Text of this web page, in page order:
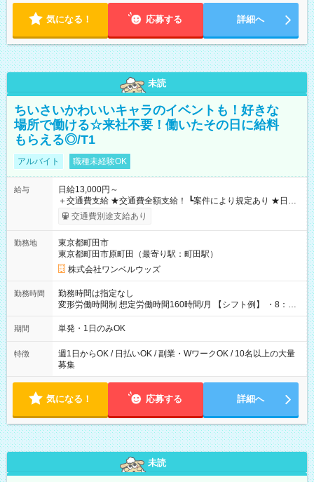
気になる！ 応募する 詳細へ
未読
ちいさいかわいいキャラのイベントも！好きな
場所で働ける☆来社不要！働いたその日に給料
もらえる◎/T1
アルバイト 職種未経験OK
給与
日給13,000円～
＋交通費支給 ★交通費全額支給！ ┗案件により規定あり ★日払
いOK！（規定あり） ┗働いたその日に現金GET♪ お仕事後はコ
ンビニATMから 日払い分を引き落とせます！ 【試用期間】試
交通費別途支給あり
勤務地
東京都町田市
東京都町田市原町田（最寄り駅：町田駅）
株式会社ワンベルウッズ
勤務時間
勤務時間は指定なし
変形労働時間制 想定労働時間160時間/月 【シフト例】 ・8：00
～21：00
期間 単発・1日のみOK
特徴
週1日からOK / 日払いOK / 副業・WワークOK / 10名以上の大量
募集
気になる！ 応募する 詳細へ
未読